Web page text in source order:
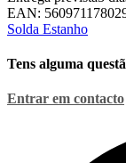
100g
PROK
EAN:
Solda Estanho
Tens alguma
Entrar em contacto